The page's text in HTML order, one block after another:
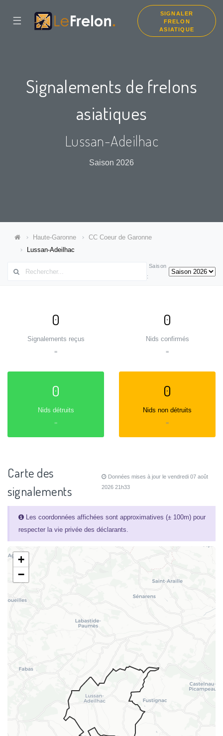
☰
SIGNALER
FRELON
ASIATIQUE
Signalements de frelons
asiatiques
Lussan-Adeilhac
Saison 2026
Haute-Garonne
CC Coeur de Garonne
Lussan-Adeilhac
Saison
:
0
Signalements reçus
=
0
Nids confirmés
=
0
Nids détruits
=
0
Nids non détruits
=
Carte des
signalements
Données mises à jour le vendredi 07 août
2026 21h33
Les coordonnées affichées sont approximatives (± 100m) pour
respecter la vie privée des déclarants.
+
−